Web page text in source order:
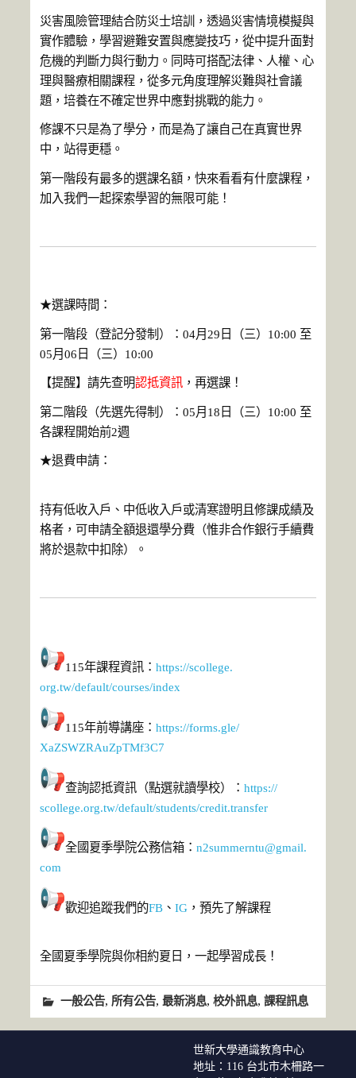
災害風險管理結合防災士培訓，透過災害情境模擬與
實作體驗，學習避難安置與應變技巧，從中提升面對
危機的判斷力與行動力。 同時可搭配法律、人權、心
理與醫療相關課程，從多元角度理解災難與社會議
題，培養在不確定世界中應對挑戰的能力。
修課不只是為了學分，而是為了讓自己在真實世界
中，站得更穩。
第一階段有最多的選課名額，快來看看有什麼課程，
加入我們一起探索學習的無限可能！
★選課時間：
第一階段（登記分發制）：04月29日（三）10:00 至
05月06日（三）10:00
【提醒】請先查明認抵資訊 ，再選課！
第二階段（先選先得制）：05月18日（三）10:00 至
各課程開始前2週
★退費申請：
持有低收入戶、中低收入戶或清寒證明且修課成績及
格者，可申請全額退還學分費（惟非合作銀行手續費
將於退款中扣除）。
115年課程資訊：https://scollege.
org.tw/default/courses/index
115年前導講座：https://forms.gle/
XaZSWZRAuZpTMf3C7
查詢認抵資訊（點選就讀學校）：https://
scollege.org.tw/default/students/credit.transfer
全國夏季學院公務信箱：n2summerntu@gmail.
com
歡迎追蹤我們的FB 、IG ，預先了解課程
全國夏季學院與你相約夏日，一起學習成長！
一般公告, 所有公告, 最新消息, 校外訊息, 課程訊息
世新大學通識教育中心
地址：116 台北市木柵路一